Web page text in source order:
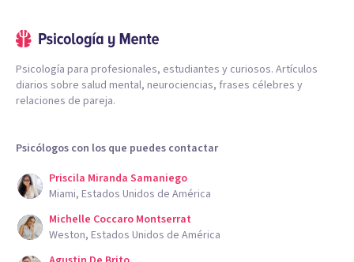
Psicología para profesionales, estudiantes y curiosos. Artículos
diarios sobre salud mental, neurociencias, frases célebres y
relaciones de pareja.
Psicólogos con los que puedes contactar
Priscila Miranda Samaniego
Miami, Estados Unidos de América
Michelle Coccaro Montserrat
Weston, Estados Unidos de América